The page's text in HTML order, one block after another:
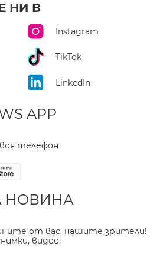
НИ В
Instagram
TikTok
LinkedIn
APP
телефон
НОВИНА
от вас, нашите зрители!
видео.